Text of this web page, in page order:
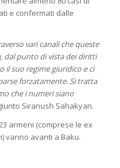
e confermati dalle
vari canali che queste
dal punto di vista dei diritti
suo regime giuridico e ci
forzatamente. Si tratta
che i numeri siano
Siranush Sahakyan.
armeni (comprese le ex
vanno avanti a Baku.